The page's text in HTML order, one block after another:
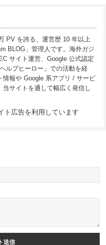
PV を誇る、運営歴 10 年以上
BLOG」管理人です。海外ガジ
サイト運営、Google 公式認定
ルプヒーロー」での活動を経
情報や Google 系アプリ / サービ
当サイトを通して幅広く発信し
ト広告を利用しています